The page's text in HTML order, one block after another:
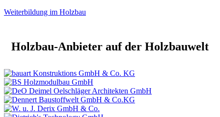
Weiterbildung im Holzbau
Holzbau-Anbieter auf der Holzbauwelt